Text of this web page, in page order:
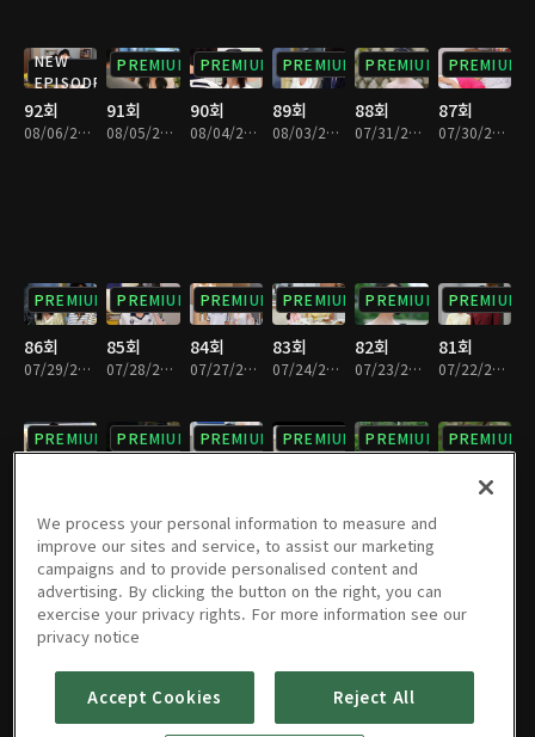
NEW
EPISODE
92회
08/06/2026 • 29분
PREMIUM
91회
08/05/2026 • 29분
PREMIUM
90회
08/04/2026 • 29분
PREMIUM
89회
08/03/2026 • 29분
PREMIUM
88회
07/31/2026 • 29분
PREMIUM
87회
07/30/2026 • 29분
PREMIUM
86회
07/29/2026 • 29분
PREMIUM
85회
07/28/2026 • 28분
PREMIUM
84회
07/27/2026 • 29분
PREMIUM
83회
07/24/2026 • 29분
PREMIUM
82회
07/23/2026 • 29분
PREMIUM
81회
07/22/2026 • 29분
PREMIUM PREMIUM PREMIUM PREMIUM PREMIUM PREMIUM
PREMIUM
74회
07/13/2026 • 29분
PREMIUM
73회
PREMIUM
72회
PREMIUM
71회
PREMIUM
70회 69회
PREMIUM PREMIUM
We process your personal information to measure and
improve our sites and service, to assist our marketing
campaigns and to provide personalised content and
advertising. By clicking the button on the right, you can
exercise your privacy rights. For more information see our
privacy notice
Accept Cookies Reject All